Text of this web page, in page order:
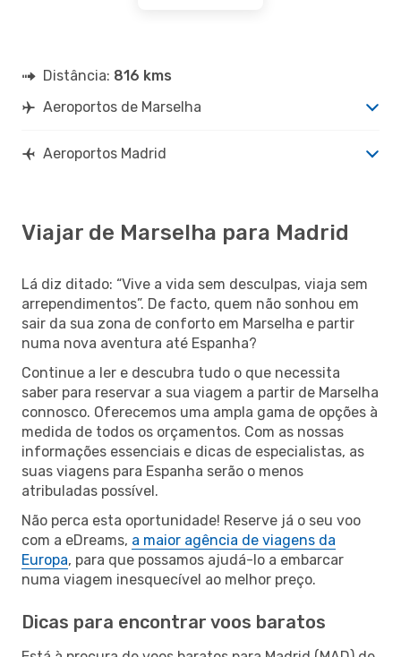
Distância: 816 kms
Aeroportos de Marselha
Aeroportos Madrid
Viajar de Marselha para Madrid
Lá diz ditado: “Vive a vida sem desculpas, viaja sem
arrependimentos”. De facto, quem não sonhou em
sair da sua zona de conforto em Marselha e partir
numa nova aventura até Espanha?
Continue a ler e descubra tudo o que necessita
saber para reservar a sua viagem a partir de Marselha
connosco. Oferecemos uma ampla gama de opções à
medida de todos os orçamentos. Com as nossas
informações essenciais e dicas de especialistas, as
suas viagens para Espanha serão o menos
atribuladas possível.
Não perca esta oportunidade! Reserve já o seu voo
com a eDreams, a maior agência de viagens da
Europa, para que possamos ajudá-lo a embarcar
numa viagem inesquecível ao melhor preço.
Dicas para encontrar voos baratos